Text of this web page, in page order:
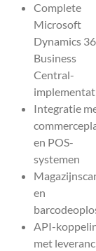
Complete
Microsoft
Dynamics
Business
Central-
Integratie
en POS-
systemen
en
API-
met